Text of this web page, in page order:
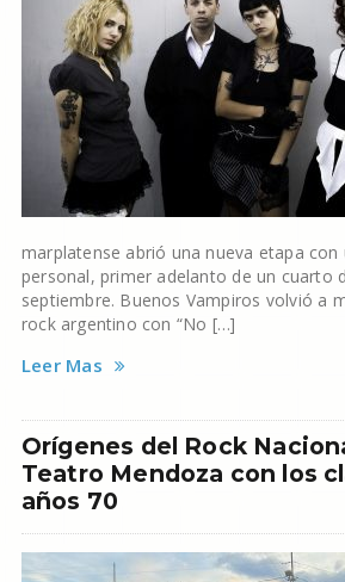
marplatense abrió una nueva etapa con
personal, primer adelanto de un cuarto
septiembre. Buenos Vampiros volvió a
rock argentino con “No […]
Leer Mas
Orígenes del Rock
Teatro Mendoza con los
años 70